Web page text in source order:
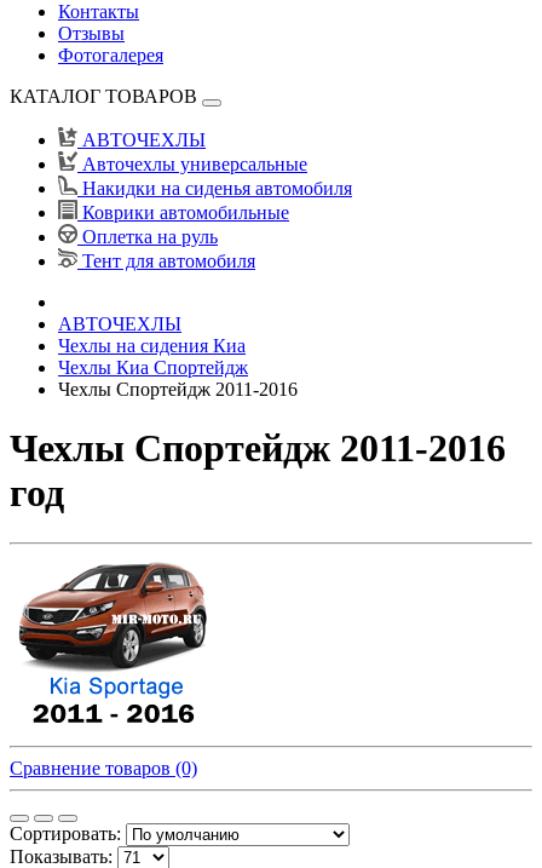
Контакты
Отзывы
Фотогалерея
КАТАЛОГ ТОВАРОВ
АВТОЧЕХЛЫ
Авточехлы универсальные
Накидки на сиденья автомобиля
Коврики автомобильные
Оплетка на руль
Тент для автомобиля
АВТОЧЕХЛЫ
Чехлы на сидения Киа
Чехлы Киа Спортейдж
Чехлы Спортейдж 2011-2016
Чехлы Спортейдж 2011-2016
год
Сравнение товаров (0)
Сортировать:
Показывать: